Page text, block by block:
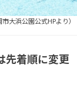
大浜公園公式HPより）
先着順に変更